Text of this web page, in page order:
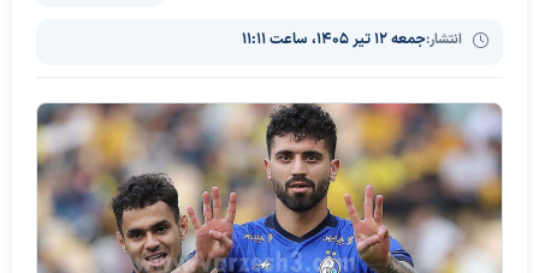
انتشار:جمعه ۱۲ تیر ۱۴۰۵، ساعت ۱۱:۱۱